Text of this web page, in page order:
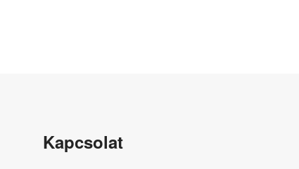
Kapcsolat